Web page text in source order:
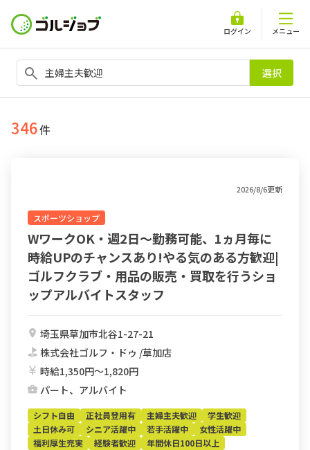
ログイン メニュー
選択
346件
2026/8/6更新
スポーツショップ
WワークOK・週2日～勤務可能、1ヵ月毎に
時給UPのチャンスあり!やる気のある方歓迎|
ゴルフクラブ・用品の販売・買取を行うショ
ップアルバイトスタッフ
埼玉県草加市北谷1-27-21
株式会社ゴルフ・ドゥ /草加店
時給1,350円〜1,820円
パート、アルバイト
シフト自由 正社員登用有 主婦主夫歓迎
学生歓迎
土日休み可
シニア活躍中 若手活躍中
女性活躍中
福利厚生充実
経験者歓迎
年間休日100日以上